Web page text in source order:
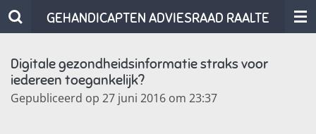
Ga
direct
de
hoofdinhoud
GEHANDICAPTEN ADVIESRAAD RAALTE
Digitale gezondheidsinformatie straks voor
iedereen toegankelijk?
Gepubliceerd op 27 juni 2016 om 23:37